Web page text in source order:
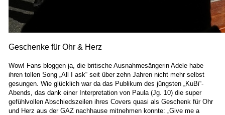
Geschenke für Ohr & Herz
Wow! Fans bloggen ja, die britische Ausnahmesängerin Adele habe
ihren tollen Song „All I ask“ seit über zehn Jahren nicht mehr selbst
gesungen. Wie glücklich war da das Publikum des jüngsten „KuBi“-
Abends, das dank einer Interpretation von Paula (Jg. 10) die super
gefühlvollen Abschiedszeilen ihres Covers quasi als Geschenk für Ohr
und Herz aus der GAZ nachhause mitnehmen konnte: „Give me a